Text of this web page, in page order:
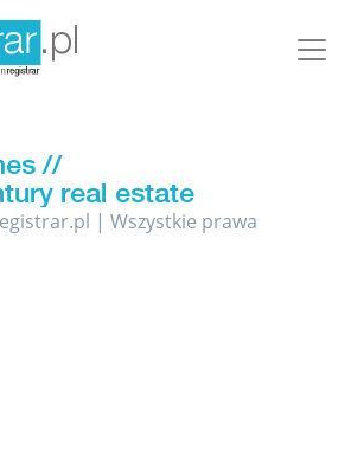
| Wszystkie prawa